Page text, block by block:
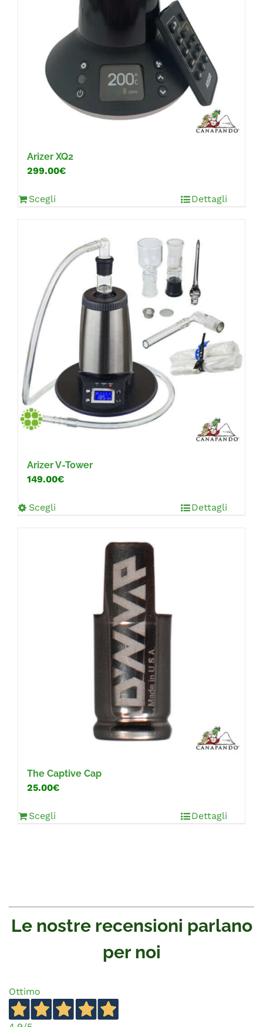
Arizer XQ2
299.00€
Scegli Dettagli
Arizer V-Tower
149.00€
Scegli Dettagli
The Captive Cap
25.00€
Scegli Dettagli
Le nostre recensioni parlano
per noi
Ottimo